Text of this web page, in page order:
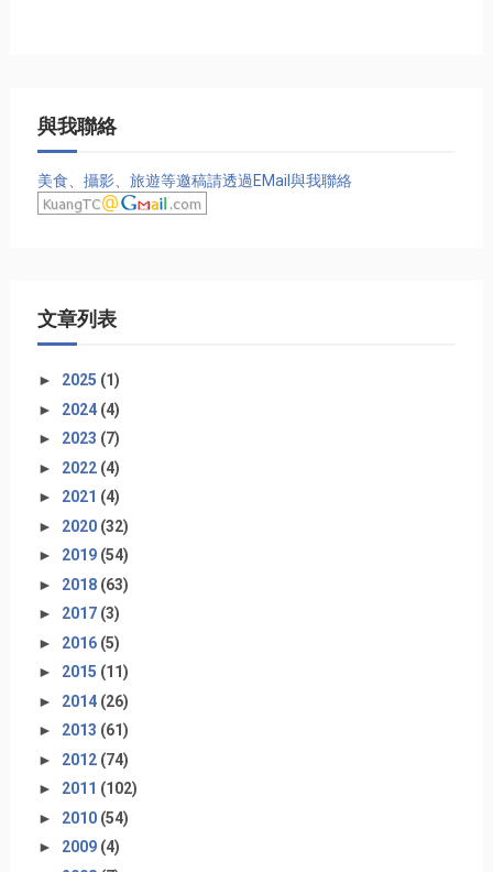
與我聯絡
美食、攝影、旅遊等邀稿請透過EMail與我聯絡
文章列表
► 2025 (1)
► 2024 (4)
► 2023 (7)
► 2022 (4)
► 2021 (4)
► 2020 (32)
► 2019 (54)
► 2018 (63)
► 2017 (3)
► 2016 (5)
► 2015 (11)
► 2014 (26)
► 2013 (61)
► 2012 (74)
► 2011 (102)
► 2010 (54)
► 2009 (4)